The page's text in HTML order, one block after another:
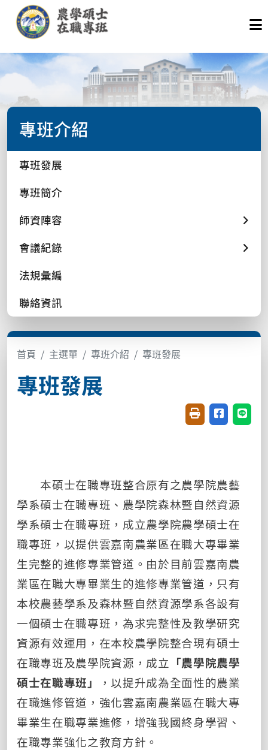
專班介紹
專班發展
專班簡介
師資陣容
會議紀錄
法規彙編
聯絡資訊
首頁 主選單 專班介紹 專班發展
專班發展
友善列印(開新視
分享至臉書
分享
本碩士在職專班整合原有之農學院農藝
學系碩士在職專班、農學院森林暨自然資源
學系碩士在職專班，成立農學院農學碩士在
職專班，以提供雲嘉南農業區在職大專畢業
生完整的進修專業管道。由於目前雲嘉南農
業區在職大專畢業生的進修專業管道，只有
本校農藝學系及森林暨自然資源學系各設有
一個碩士在職專班，為求完整性及教學研究
資源有效運用，在本校農學院整合現有碩士
在職專班及農學院資源，成立 「農學院農學
碩士在職專班」
，以提升成為全面性的農業
在職進修管道，強化雲嘉南農業區在職大專
畢業生在職專業進修，增強我國終身學習、
在職專業強化之教育方針。